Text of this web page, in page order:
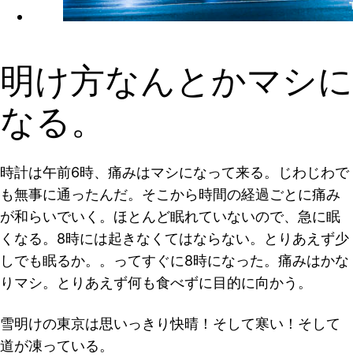
明け方なんとかマシに
なる。
時計は午前6時、痛みはマシになって来る。じわじわで
も無事に通ったんだ。そこから時間の経過ごとに痛み
が和らいでいく。ほとんど眠れていないので、急に眠
くなる。8時には起きなくてはならない。とりあえず少
しでも眠るか。。ってすぐに8時になった。痛みはかな
りマシ。とりあえず何も食べずに目的に向かう。
雪明けの東京は思いっきり快晴！そして寒い！そして
道が凍っている。